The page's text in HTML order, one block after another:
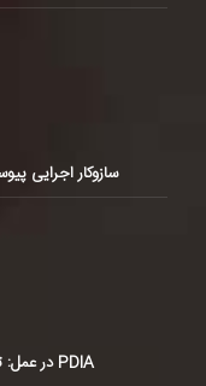
سازوکار اجرایی
PDIA در عمل: تجربه مدیریت تعارض منافع در ایران